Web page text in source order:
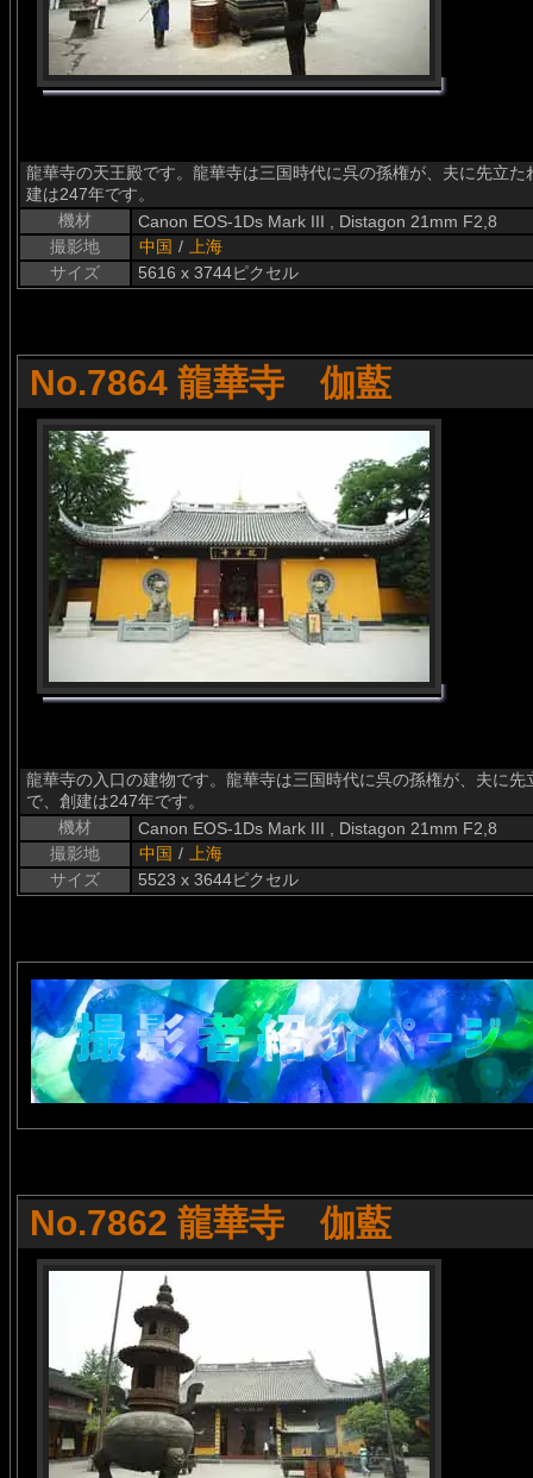
龍華寺の天王殿です。龍華寺は三国時代に呉の孫権が、夫に先立
建は247年です。
機材
Canon EOS-1Ds Mark III , Distagon 21mm F2,8
撮影地
中国 /
上海
サイズ
5616 x 3744ピクセル
No.7864 龍華寺 伽藍
龍華寺の入口の建物です。龍華寺は三国時代に呉の孫権が、夫に
で、創建は247年です。
機材
Canon EOS-1Ds Mark III , Distagon 21mm F2,8
撮影地
中国 /
上海
サイズ
5523 x 3644ピクセル
No.7862 龍華寺 伽藍